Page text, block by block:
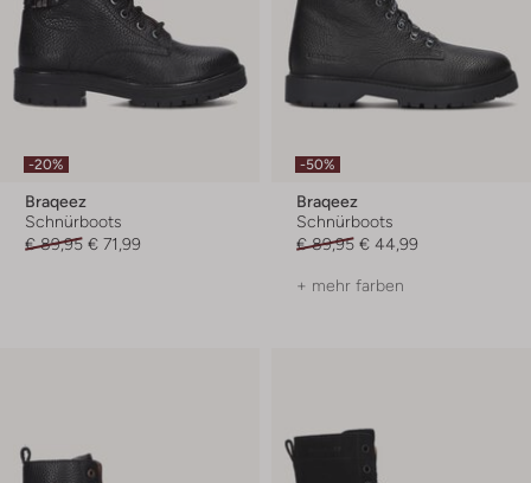
-20%
Braqeez
Schnürboots
€ 89,95 € 71,99
-50%
Braqeez
Schnürboots
€ 89,95 € 44,99
+ mehr farben